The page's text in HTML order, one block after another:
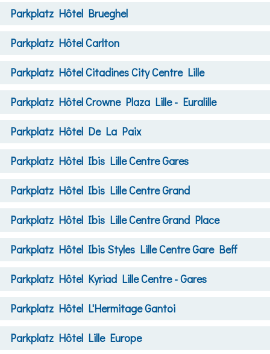
Parkplatz Hôtel Brueghel
Parkplatz Hôtel Carlton
Parkplatz Hôtel Citadines City Centre Lille
Parkplatz Hôtel Crowne Plaza Lille - Euralille
Parkplatz Hôtel De La Paix
Parkplatz Hôtel Ibis Lille Centre Gares
Parkplatz Hôtel Ibis Lille Centre Grand
Parkplatz Hôtel Ibis Lille Centre Grand Place
Parkplatz Hôtel Ibis Styles Lille Centre Gare Beff
Parkplatz Hôtel Kyriad Lille Centre - Gares
Parkplatz Hôtel L'Hermitage Gantoi
Parkplatz Hôtel Lille Europe